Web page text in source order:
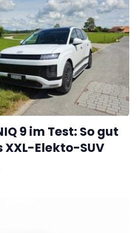
9 im Test: So gut
Elekto-SUV